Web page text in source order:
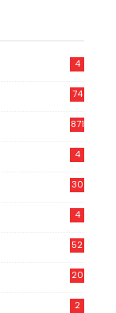
4
74
871
4
30
4
52
20
2